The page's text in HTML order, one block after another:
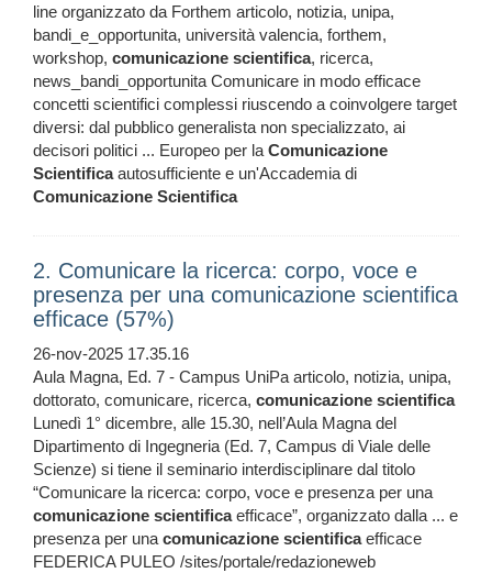
line organizzato da Forthem articolo, notizia, unipa,
bandi_e_opportunita, università valencia, forthem,
workshop, comunicazione scientifica, ricerca,
news_bandi_opportunita Comunicare in modo efficace
concetti scientifici complessi riuscendo a coinvolgere target
diversi: dal pubblico generalista non specializzato, ai
decisori politici ... Europeo per laComunicazione
Scientificaautosufficiente e un'Accademia di
Comunicazione Scientifica
2. Comunicare la ricerca: corpo, voce e
presenza per una comunicazione scientifica
efficace (57%)
26-nov-2025 17.35.16
Aula Magna, Ed. 7 - Campus UniPa articolo, notizia, unipa,
dottorato, comunicare, ricerca, comunicazione scientifica
Lunedì 1° dicembre, alle 15.30, nell’Aula Magna del
Dipartimento di Ingegneria (Ed. 7, Campus di Viale delle
Scienze) si tiene il seminario interdisciplinare dal titolo
“Comunicare la ricerca: corpo, voce e presenza per una
comunicazione scientificaefficace”, organizzato dalla ... e
presenza per unacomunicazione scientificaefficace
FEDERICA PULEO /sites/portale/redazioneweb